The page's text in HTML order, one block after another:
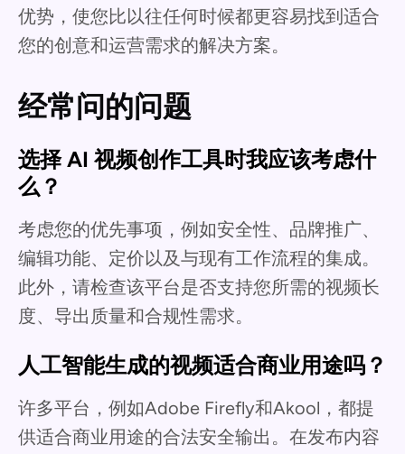
优势，使您比以往任何时候都更容易找到适合
您的创意和运营需求的解决方案。
经常问的问题
选择 AI 视频创作工具时我应该考虑什
么？
考虑您的优先事项，例如安全性、品牌推广、
编辑功能、定价以及与现有工作流程的集成。
此外，请检查该平台是否支持您所需的视频长
度、导出质量和合规性需求。
人工智能生成的视频适合商业用途吗？
许多平台，例如Adobe Firefly和Akool，都提
供适合商业用途的合法安全输出。在发布内容